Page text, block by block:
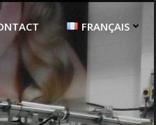
FRANÇAIS